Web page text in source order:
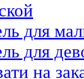
для
для
на